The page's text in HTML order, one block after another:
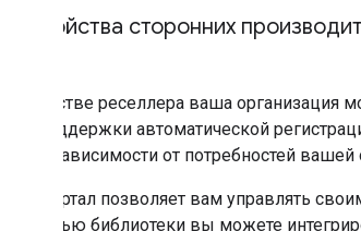
Устройства сторонних
В качестве реселлера ваша организация
для поддержки автоматической
оба в зависимости от потребностей вашей
Веб-портал позволяет вам управлять
помощью библиотеки вы можете